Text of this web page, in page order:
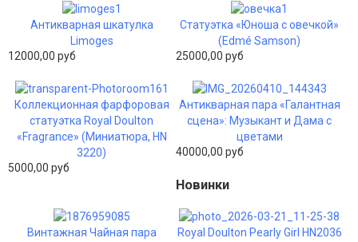
Антикварная шкатулка
Limoges
12000,00 руб
Статуэтка «Юноша с овечкой»
(Edmé Samson)
25000,00 руб
Коллекционная фарфоровая
статуэтка Royal Doulton
«Fragrance» (Миниатюра, HN
3220)
5000,00 руб
Антикварная пара «Галантная
сцена»: Музыкант и Дама с
цветами
40000,00 руб
Новинки
Винтажная Чайная пара
Royal Doulton Pearly Girl HN2036